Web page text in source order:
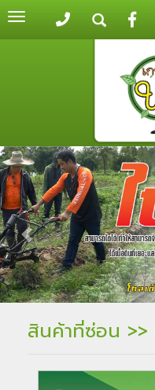
Toggle
navigation
สินค้าที่ซ่อน >>